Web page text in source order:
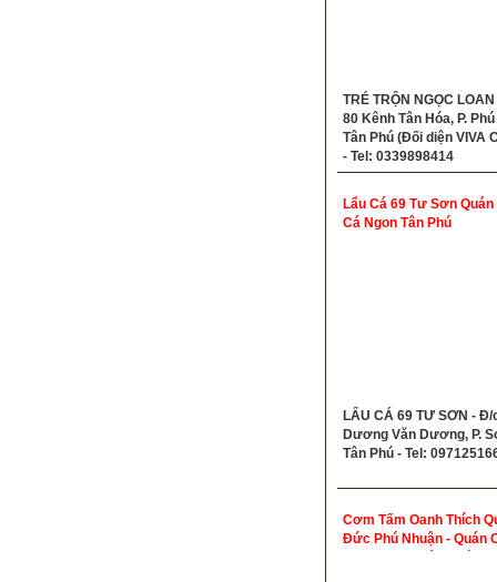
TRÉ TRỘN NGỌC
80 Kênh Tân Hóa, P.
Tân Phú (Đối diện VIVA
- Tel: 0339898414
Lẩu Cá 69 Tư Sơn Quán
Cá Ngon Tân Phú
LẨU CÁ 69 TƯ SƠN - Đ/
Dương Văn Dương, P.
Tân Phú - Tel:
Cơm Tấm Oanh Thích
Đức Phú Nhuận - Quán